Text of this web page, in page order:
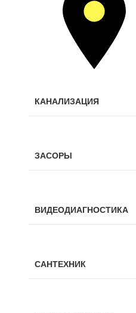
КАНАЛИЗАЦИЯ
ЗАСОРЫ
ВИДЕОДИАГНОСТИКА
САНТЕХНИК